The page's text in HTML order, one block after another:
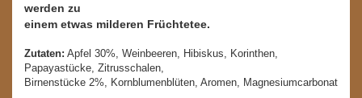
werden zu
einem etwas milderen Früchtetee.
Zutaten: Apfel 30%, Weinbeeren, Hibiskus, Korinthen,
Papayastücke, Zitrusschalen,
Birnenstücke 2%, Kornblumenblüten, Aromen, Magnesiumcarbonat